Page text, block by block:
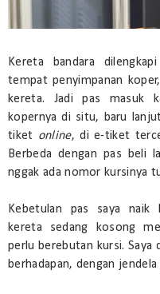
Kereta bandara
tempat penyimpanan
kereta. Jadi pas masuk
kopernya di situ, baru
tiket online, di e-tiket
Berbeda dengan pas beli
nggak ada nomor kursinya
Kebetulan pas saya naik
kereta sedang kosong
perlu berebutan kursi. Saya
berhadapan, dengan